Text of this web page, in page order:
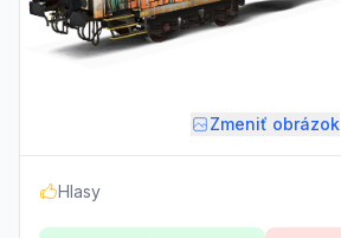
Zmeniť obrázok
Hlasy